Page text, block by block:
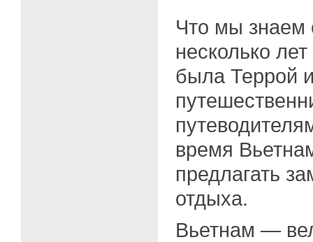
Что мы
несколько
была Террой
время
предлагать
отдыха.
Вьетнам —